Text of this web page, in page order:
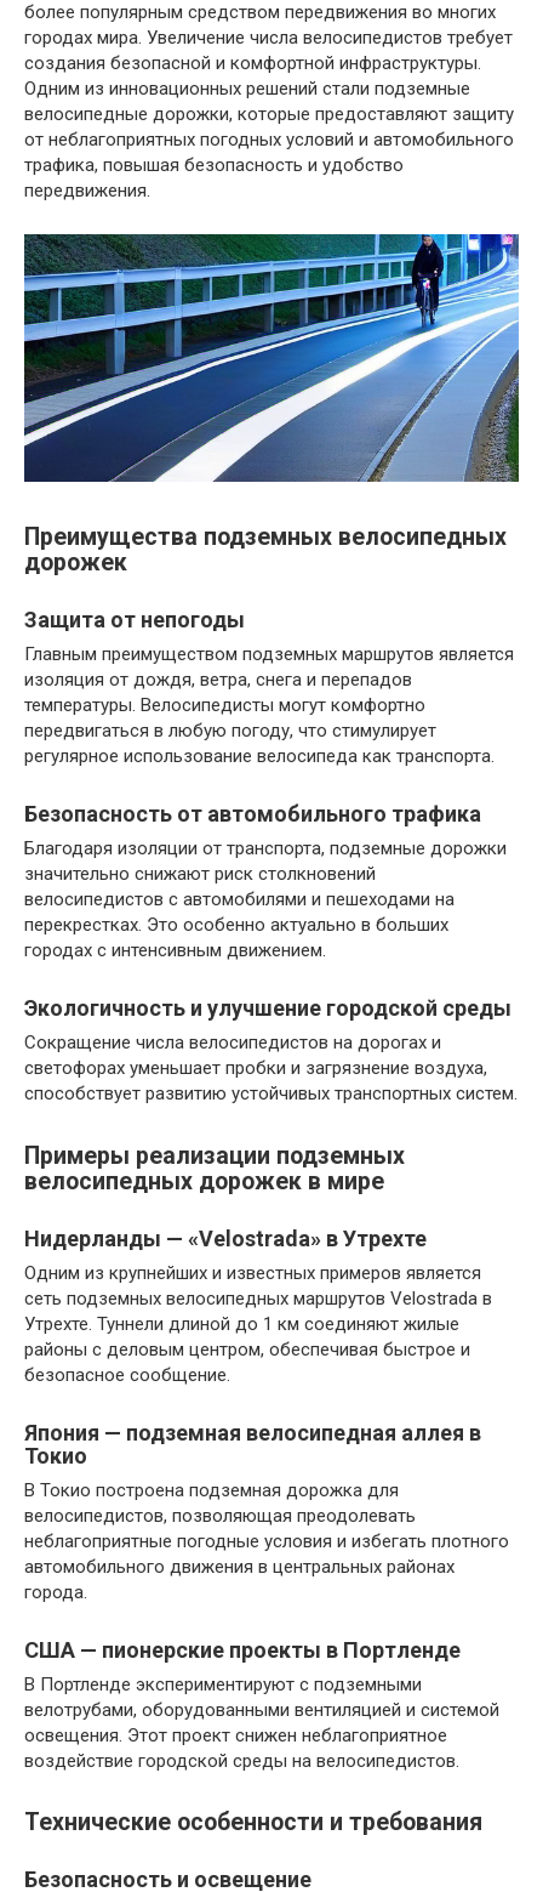
более популярным средством передвижения во многих
городах мира. Увеличение числа велосипедистов требует
создания безопасной и комфортной инфраструктуры.
Одним из инновационных решений стали подземные
велосипедные дорожки, которые предоставляют защиту
от неблагоприятных погодных условий и автомобильного
трафика, повышая безопасность и удобство
передвижения.
Преимущества подземных велосипедных
дорожек
Защита от непогоды
Главным преимуществом подземных маршрутов является
изоляция от дождя, ветра, снега и перепадов
температуры. Велосипедисты могут комфортно
передвигаться в любую погоду, что стимулирует
регулярное использование велосипеда как транспорта.
Безопасность от автомобильного трафика
Благодаря изоляции от транспорта, подземные дорожки
значительно снижают риск столкновений
велосипедистов с автомобилями и пешеходами на
перекрестках. Это особенно актуально в больших
городах с интенсивным движением.
Экологичность и улучшение городской среды
Сокращение числа велосипедистов на дорогах и
светофорах уменьшает пробки и загрязнение воздуха,
способствует развитию устойчивых транспортных систем.
Примеры реализации подземных
велосипедных дорожек в мире
Нидерланды — «Velostrada» в Утрехте
Одним из крупнейших и известных примеров является
сеть подземных велосипедных маршрутов Velostrada в
Утрехте. Туннели длиной до 1 км соединяют жилые
районы с деловым центром, обеспечивая быстрое и
безопасное сообщение.
Япония — подземная велосипедная аллея в
Токио
В Токио построена подземная дорожка для
велосипедистов, позволяющая преодолевать
неблагоприятные погодные условия и избегать плотного
автомобильного движения в центральных районах
города.
США — пионерские проекты в Портленде
В Портленде экспериментируют с подземными
велотрубами, оборудованными вентиляцией и системой
освещения. Этот проект снижен неблагоприятное
воздействие городской среды на велосипедистов.
Технические особенности и требования
Безопасность и освещение